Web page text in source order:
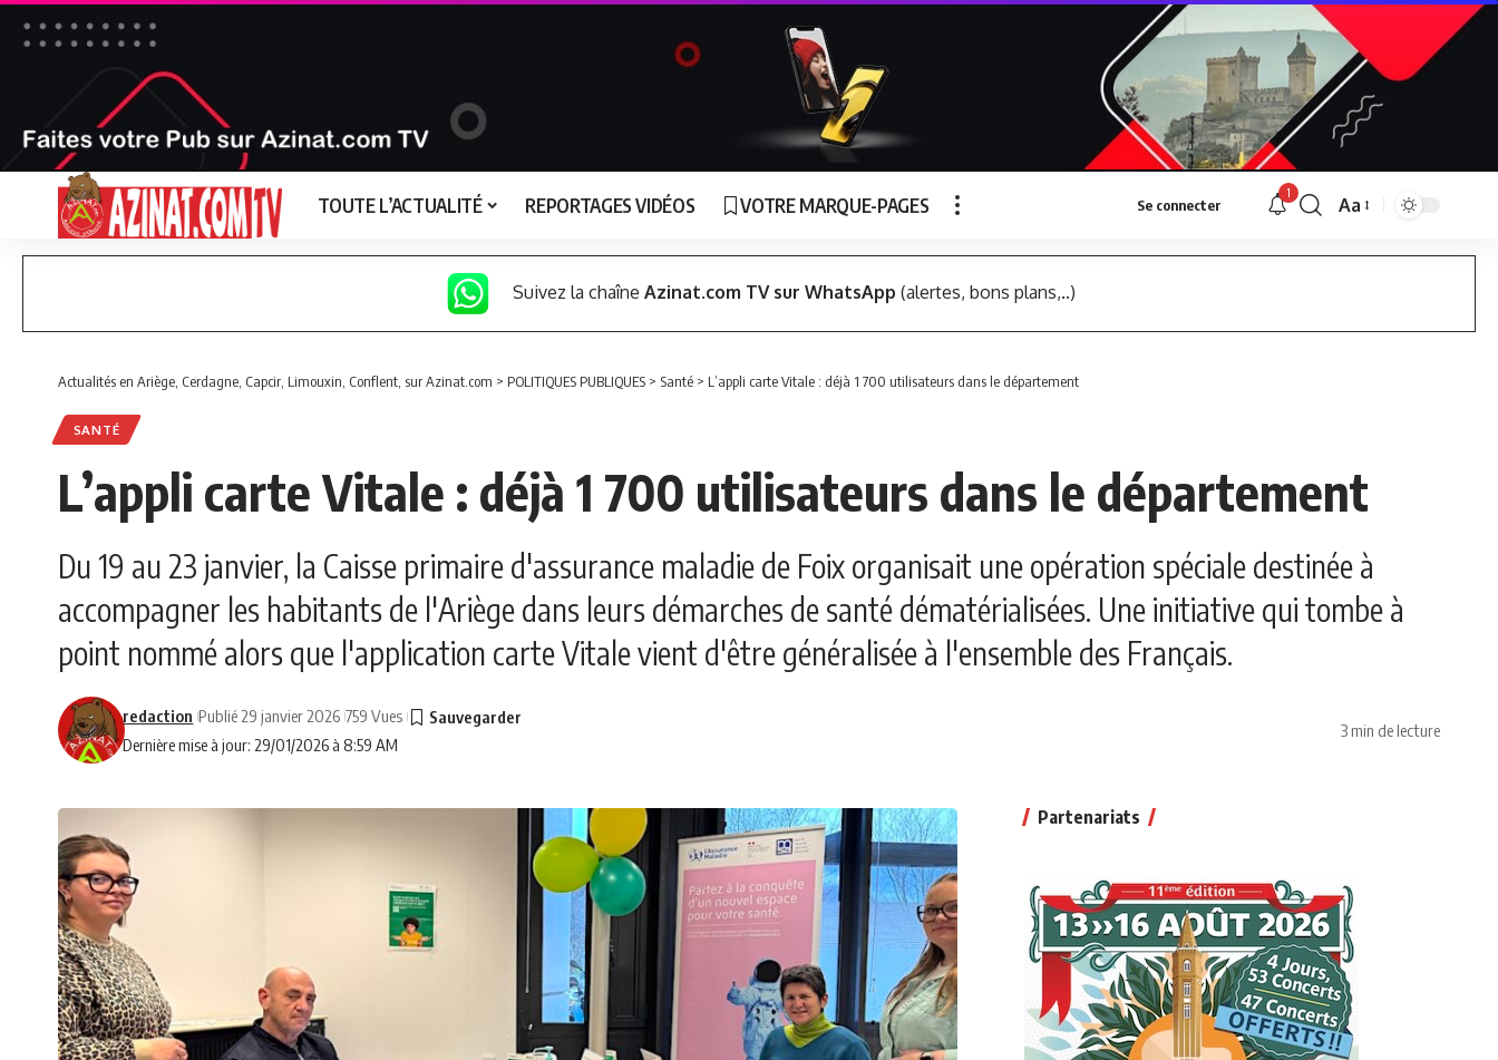
TOUTE L’ACTUALITÉ REPORTAGES VIDÉOS VOTRE MARQUE-PAGES Se connecter
1
Font
Aa
Suivez la chaîne Azinat.com TV sur WhatsApp (alertes, bons plans,..)
Actualités en Ariège, Cerdagne, Capcir, Limouxin, Conflent, sur Azinat.com > POLITIQUES PUBLIQUES > Santé > L’appli carte Vitale : déjà 1 700 utilisateurs dans le département
SANTÉ
L’appli carte Vitale : déjà 1 700 utilisateurs dans le département
Du 19 au 23 janvier, la Caisse primaire d'assurance maladie de Foix organisait une opération spéciale destinée à
accompagner les habitants de l'Ariège dans leurs démarches de santé dématérialisées. Une initiative qui tombe à
point nommé alors que l'application carte Vitale vient d'être généralisée à l'ensemble des Français.
Dernière mise à jour: 29/01/2026 à 8:59 AM
redaction Publié 29 janvier 2026 759 Vues
3 min de lecture
Partenariats